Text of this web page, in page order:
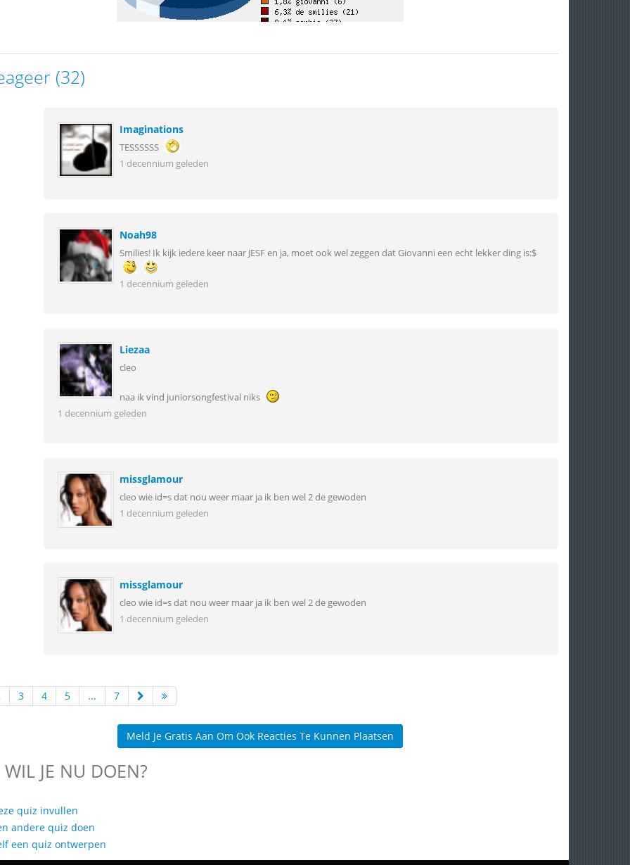
(32)
Imaginations
TESSSSSS
1 decennium geleden
Noah98
Smilies! Ik kijk iedere keer naar JESF en ja, moet ook wel zeggen dat Giovanni een echt lekker ding is:$
1 decennium geleden
Liezaa
cleo
naa ik vind juniorsongfestival niks
1 decennium geleden
missglamour
cleo wie id=s dat nou weer maar ja ik ben wel 2 de gewoden
1 decennium geleden
missglamour
cleo wie id=s dat nou weer maar ja ik ben wel 2 de gewoden
1 decennium geleden
3 4 5 ... 7
Meld Je Gratis Aan Om Ook Reacties Te Kunnen Plaatsen
JE NU DOEN?
quiz invullen
andere quiz doen
een quiz ontwerpen